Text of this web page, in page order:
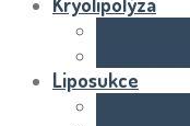
Liposukce